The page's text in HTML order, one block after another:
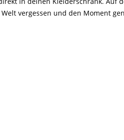
vergessen und den Moment